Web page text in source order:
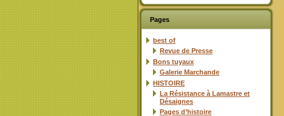
Pages
best of
Revue de Presse
Bons tuyaux
Galerie Marchande
HISTOIRE
La Résistance à Lamastre et
Désaignes
Pages d’histoire